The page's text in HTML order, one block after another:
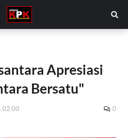
Apresiasi
Bersatu"
0